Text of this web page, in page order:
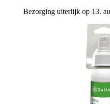
Bezorging uiterlijk op 13.